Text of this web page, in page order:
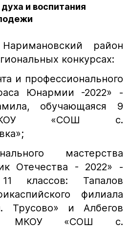
и воспитания
район
конкурсах:
и профессионального
Юнармии -2022» -
обучающаяся 9
«СОШ с.
мастерства
Отечества - 2022» -
классов: Тапалов
филиала
и Албегов
МКОУ «СОШ с.